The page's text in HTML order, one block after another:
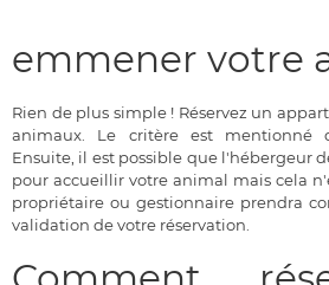
emmener votre
Rien de plus simple ! Réservez un
animaux. Le critère est mentionné
Ensuite, il est possible que l'hébergeur
pour accueillir votre animal mais cela
propriétaire ou gestionnaire prendra
validation de votre réservation.